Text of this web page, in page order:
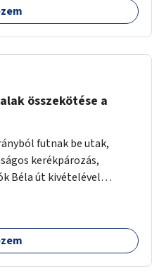
összekötése a
futnak be utak,
kerékpározás,
Béla út kivételével